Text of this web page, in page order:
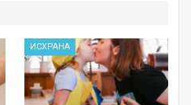
ИСХРАНА